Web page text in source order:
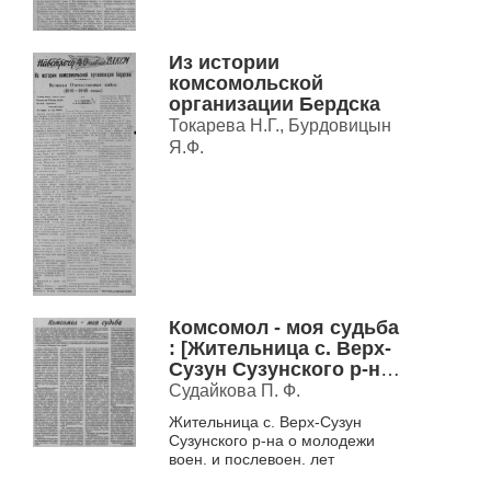
Из истории
комсомольской
организации Бердска
Токарева Н.Г., Бурдовицын
Я.Ф.
Комсомол - моя судьба
: [Жительница с. Верх-
Сузун Сузунского р-на
о молодежи воен. и
послевоен. лет]
Судайкова П. Ф.
Жительница с. Верх-Сузун
Сузунского р-на о молодежи
воен. и послевоен. лет